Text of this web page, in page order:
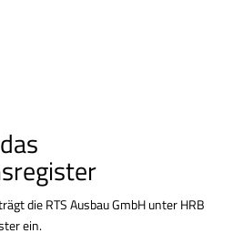
die RTS Ausbau GmbH unter HRB
ein.